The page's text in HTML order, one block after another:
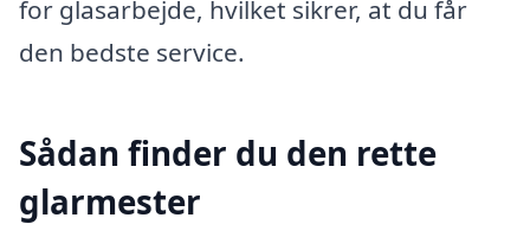
for glasarbejde, hvilket sikrer, at du får
den bedste service.
Sådan finder du den rette
glarmester